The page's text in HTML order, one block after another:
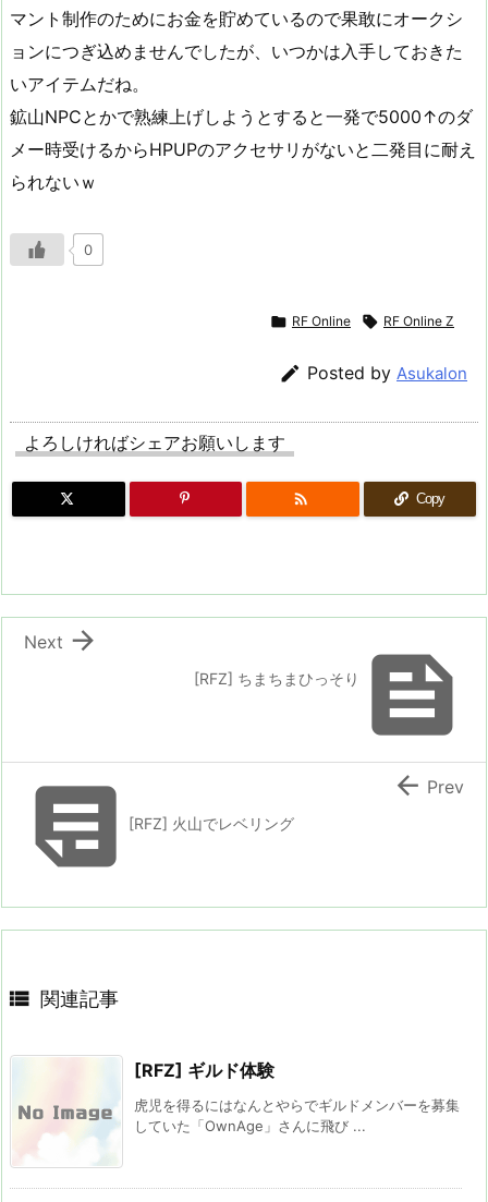
マント制作のためにお金を貯めているので果敢にオークシ
ョンにつぎ込めませんでしたが、いつかは入手しておきた
いアイテムだね。
鉱山NPCとかで熟練上げしようとすると一発で5000↑のダ
メー時受けるからHPUPのアクセサリがないと二発目に耐え
られないｗ
0
 RF Online  RF Online Z
 Posted by Asukalon
よろしければシェアお願いします
 Copy

[RFZ] ちまちまひっそり

Next
[RFZ] 火山でレベリング
 Prev
 関連記事
[RFZ] ギルド体験
虎児を得るにはなんとやらでギルドメンバーを募集
していた「OwnAge」さんに飛び ...